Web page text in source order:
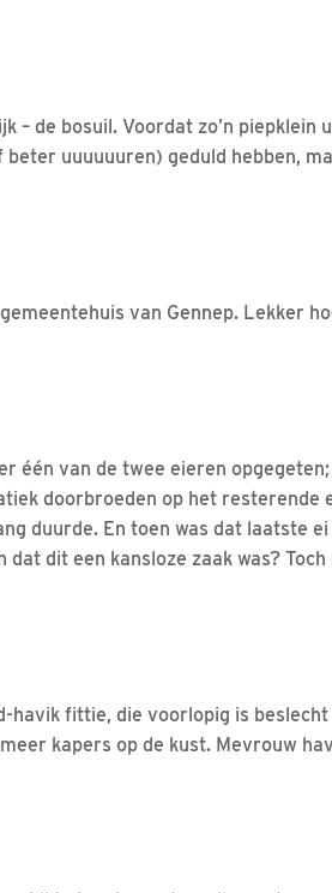
– de bosuil. Voordat zo’n piepklein
uuuuuuren) geduld hebben,
van Gennep. Lekker
één van de twee eieren
doorbroeden op het resterende
duurde. En toen was dat laatste ei
dit een kansloze zaak was?
havik fittie, die voorlopig is
kapers op de kust. Mevrouw